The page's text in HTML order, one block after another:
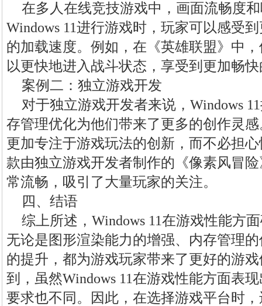
在多人在线竞技游戏中，画面流畅度
Windows 11进行游戏时，玩家可以感受
的加载速度。例如，在《英雄联盟》中
以更快地进入战斗状态，享受到更加畅
案例二：独立游戏开发
对于独立游戏开发者来说，Windows
存管理优化为他们带来了更多的创作灵
更加专注于游戏玩法的创新，而不必担
款由独立游戏开发者制作的《像素风冒
常流畅，吸引了大量玩家的关注。
四、结语
综上所述，Windows 11在游戏性能方
无论是图形渲染能力的增强、内存管理
的提升，都为游戏玩家带来了更好的游
到，虽然Windows 11在游戏性能方面表
要求也不同。因此，在选择游戏平台时